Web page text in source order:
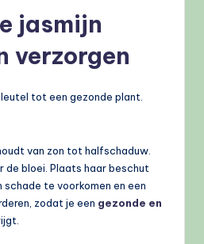
jasmijn
verzorgen
tot een gezonde plant.
van zon tot halfschaduw.
de bloei. Plaats haar beschut
te voorkomen en een
zodat je een gezonde en